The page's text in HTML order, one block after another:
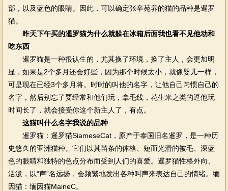
部，以及蓝色的眼睛。因此，可以确定张辛苑养的猫的品种是暹罗
猫。
昨天下午买的暹罗猫为什么就躲在冰箱后面我也看不见他动和
吃东西
暹罗猫是一种很认生的，尤其换了环境，换了主人，会更加明
显，如果是2个多月还会好些，因为那个时候太小，就像婴儿一样，
可是现在已经3个多月将。时时的叫他的名字，让他自己习惯自己的
名字，然后别忘了要经常和他们玩，拿毛线，花生米之类的逗他玩
时间长了，就会接受你这个新主人了，有点。
这猫叫什么名字我说的品种
暹罗猫：暹罗猫SiameseCat，原产于泰国旧名暹罗，是一种历
史悠久的亚洲猫种。它们以其苗条的体格、短而光滑的被毛、深蓝
色的眼睛和独特的色点分布而受到人们的喜爱。暹罗猫性格外向、
活泼，以“声”名远扬，会频繁地发出各种叫声来表达自己的情绪。缅
因猫：缅因猫MaineC。